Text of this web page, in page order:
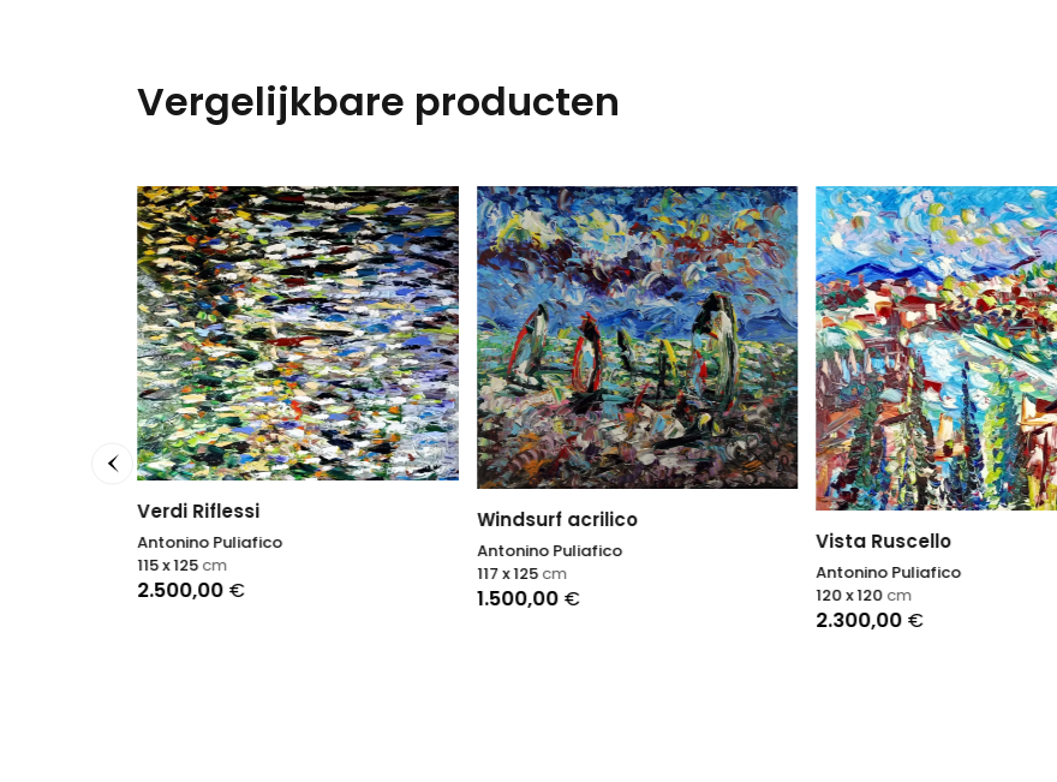
Vergelijkbare producten
Verdi Riflessi
Antonino Puliafico
2.500,00 €
115 x 125cm
Windsurf acrilico
Antonino Puliafico
1.500,00 €
117 x 125cm
Vista Ruscello
Antonino Puliafico
2.300,00 €
120 x 120 cm